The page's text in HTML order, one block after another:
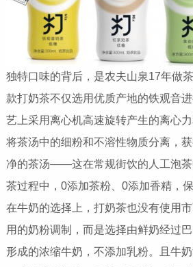
独特口味的背后，是农夫山泉17年做
款打奶茶不仅选用优质产地的铁观音
艺上采用离心机高速旋转产生的离心
将茶汤中的细粉和不溶性物质分离，
净的茶汤——这在常规街饮的人工泡茶
茶过程中，0添加茶粉、0添加香精，保
在牛奶的选择上，打奶茶也没有使用
用的奶粉调制，而是选择由鲜奶经过
形成的浓缩牛奶，不添加乳粉。且牛